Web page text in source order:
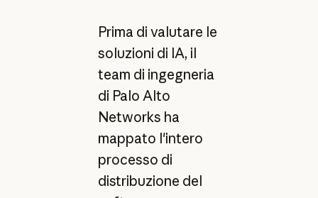
Prima di valutare le
soluzioni di IA, il
team di ingegneria
di Palo Alto
Networks ha
mappato l'intero
processo di
distribuzione del